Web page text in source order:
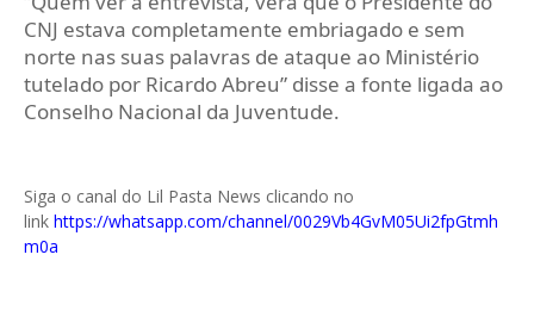
CNJ estava completamente embriagado e sem
norte nas suas palavras de ataque ao Ministério
tutelado por Ricardo Abreu” disse a fonte ligada ao
Conselho Nacional da Juventude.
Siga o canal do Lil Pasta News clicando no
link https://whatsapp.com/channel/0029Vb4GvM05Ui2fpGtmh
m0a